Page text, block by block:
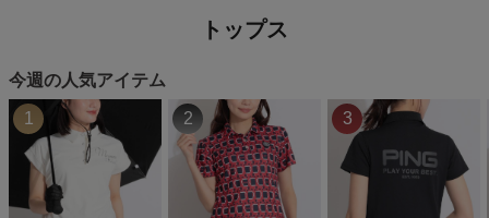
トップス
今週の人気アイテム
1 2 3